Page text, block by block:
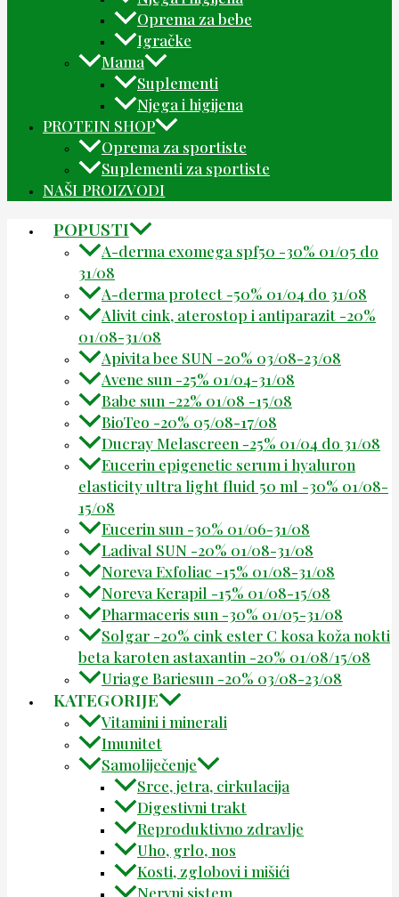
Oprema za bebe
Igračke
Mama
Suplementi
Njega i higijena
PROTEIN SHOP
Oprema za sportiste
Suplementi za sportiste
NAŠI PROIZVODI
POPUSTI
A-derma exomega spf50 -30% 01/05 do
31/08
A-derma protect -50% 01/04 do 31/08
Alivit cink, aterostop i antiparazit -20%
01/08-31/08
Apivita bee SUN -20% 03/08-23/08
Avene sun -25% 01/04-31/08
Babe sun -22% 01/08 -15/08
BioTeo -20% 05/08-17/08
Ducray Melascreen -25% 01/04 do 31/08
Eucerin epigenetic serum i hyaluron
elasticity ultra light fluid 50 ml -30% 01/08-
15/08
Eucerin sun -30% 01/06-31/08
Ladival SUN -20% 01/08-31/08
Noreva Exfoliac -15% 01/08-31/08
Noreva Kerapil -15% 01/08-15/08
Pharmaceris sun -30% 01/05-31/08
Solgar -20% cink ester C kosa koža nokti
beta karoten astaxantin -20% 01/08/15/08
Uriage Bariesun -20% 03/08-23/08
KATEGORIJE
Vitamini i minerali
Imunitet
Samoliječenje
Srce, jetra, cirkulacija
Digestivni trakt
Reproduktivno zdravlje
Uho, grlo, nos
Kosti, zglobovi i mišići
Nervni sistem